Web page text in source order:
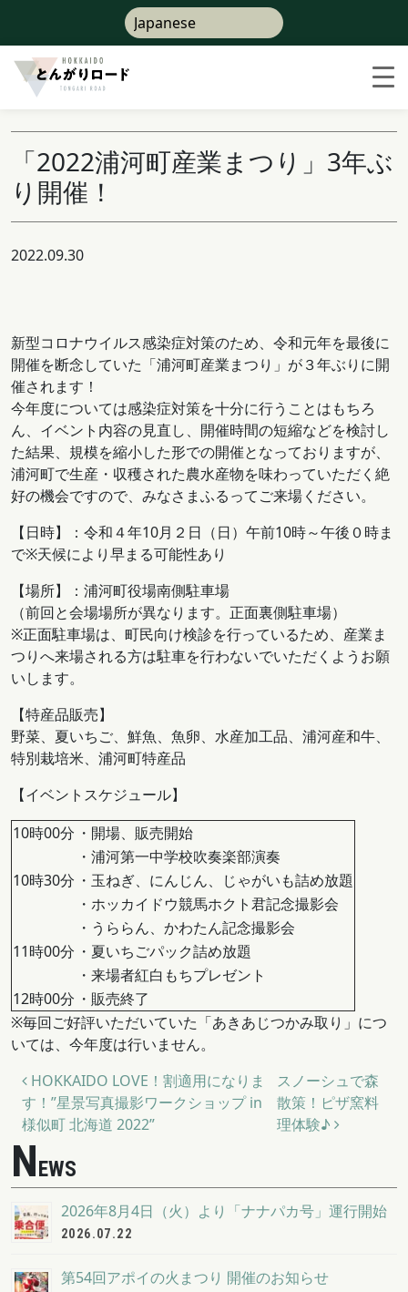
「2022浦河町産業まつり」3年ぶ
り開催！
2022.09.30
新型コロナウイルス感染症対策のため、令和元年を最後に
開催を断念していた「浦河町産業まつり」が３年ぶりに開
催されます！
今年度については感染症対策を十分に行うことはもちろ
ん、イベント内容の見直し、開催時間の短縮などを検討し
た結果、規模を縮小した形での開催となっておりますが、
浦河町で生産・収穫された農水産物を味わっていただく絶
好の機会ですので、みなさまふるってご来場ください。
【日時】：令和４年10月２日（日）午前10時～午後０時ま
で※天候により早まる可能性あり
【場所】：浦河町役場南側駐車場
（前回と会場場所が異なります。正面裏側駐車場）
※正面駐車場は、町民向け検診を行っているため、産業ま
つりへ来場される方は駐車を行わないでいただくようお願
いします。
【特産品販売】
野菜、夏いちご、鮮魚、魚卵、水産加工品、浦河産和牛、
特別栽培米、浦河町特産品
【イベントスケジュール】
10時00分 ・開場、販売開始
・浦河第一中学校吹奏楽部演奏
10時30分 ・玉ねぎ、にんじん、じゃがいも詰め放題
・ホッカイドウ競馬ホクト君記念撮影会
・うららん、かわたん記念撮影会
11時00分 ・夏いちごパック詰め放題
・来場者紅白もちプレゼント
12時00分 ・販売終了
※毎回ご好評いただいていた「あきあじつかみ取り」につ
いては、今年度は行いません。
投稿ナビゲーション
HOKKAIDO LOVE！割適用になりま
す！”星景写真撮影ワークショップ in
様似町 北海道 2022”
スノーシュで森
散策！ピザ窯料
理体験♪
NEWS
2026年8月4日（火）より「ナナパカ号」運行開始
2026.07.22
第54回アポイの火まつり 開催のお知らせ